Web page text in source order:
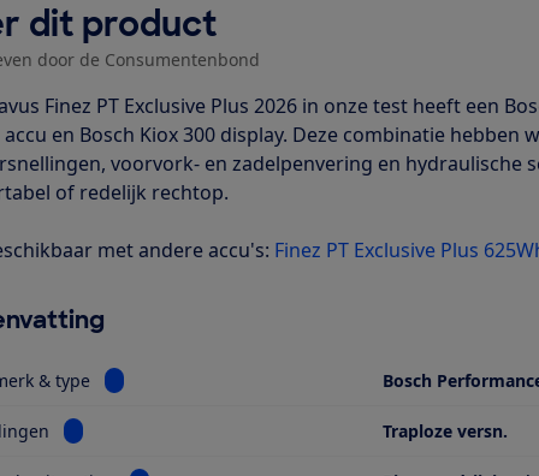
dit product
door de Consumentenbond
Finez PT Exclusive Plus 2026 in onze test heeft een
accu en Bosch Kiox 300 display. Deze combinatie
voorvork- en zadelpenvering en hydraulische
of redelijk rechtop.
met andere accu's: Finez PT Exclusive Plus
& type Bekijk informatie voor Motor, merk & type
Bosch
Bekijk informatie voor Versnellingen Traploze versn.